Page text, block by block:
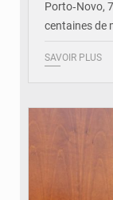
Porto‑Novo,
centaines de
SAVOIR PLUS